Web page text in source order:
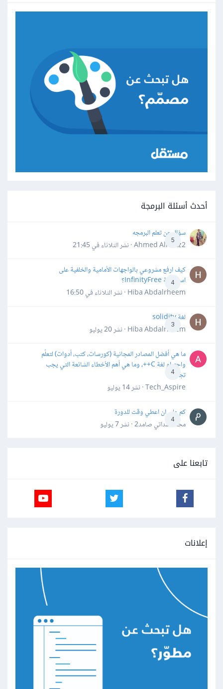
أحدث أسئلة البرمجة
5
سؤال عن تعلم البرمجه
Ahmed Alhafiz2 · نشر
الثلاثاء في 21:45
4
كيف ارفع مشروعي بالواجهات الأمامية والخلفية على
استضافة InfinityFree؟
Hiba Abdalrheem · نشر
الثلاثاء في 16:50
3
لغة solidity
Hiba Abdalrheem · نشر
20 يوليو
4
ما هي أفضل المصادر المجانية (كورسات، كتب، أدوات) لتعلّم
واحترام لغة C++، وما هي أهم الأخطاء الشائعة التي يجب
تجنبها؟
Tech_Aspire · نشر
14 يوليو
4
كم علي ان اعطي وقت للدورة
محمد سداتي صامد2 · نشر
7 يوليو
تابعنا على
إعلانات